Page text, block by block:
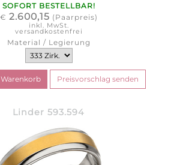
SOFORT BESTELLBAR!
€ 2.600,15 (Paarpreis)
inkl. MwSt.
versandkostenfrei
Material / Legierung
Linder 593.594